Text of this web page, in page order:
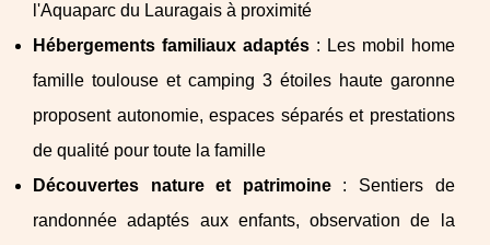
l'Aquaparc du Lauragais à proximité
Hébergements familiaux adaptés: Les mobil home
famille toulouse et camping 3 étoiles haute garonne
proposent autonomie, espaces séparés et prestations
de qualité pour toute la famille
Découvertes nature et patrimoine: Sentiers de
randonnée adaptés aux enfants, observation de la